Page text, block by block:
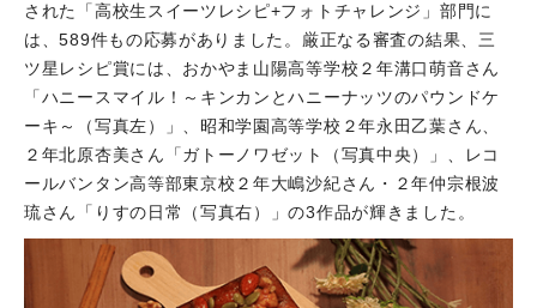
された「高校生スイーツレシピ+フォトチャレンジ」部門に
は、589件もの応募がありました。厳正なる審査の結果、三
ツ星レシピ賞には、おかやま山陽高等学校２年溝口萌音さん
「ハニースマイル！～キンカンとハニーナッツのパウンドケ
ーキ～（写真左）」、昭和学園高等学校２年永田乙葉さん、
２年北原杏美さん「ガトーノワゼット（写真中央）」、レコ
ールバンタン高等部東京校２年大嶋沙紀さん・２年仲宗根波
琉さん「りすの日常（写真右）」の3作品が輝きました。